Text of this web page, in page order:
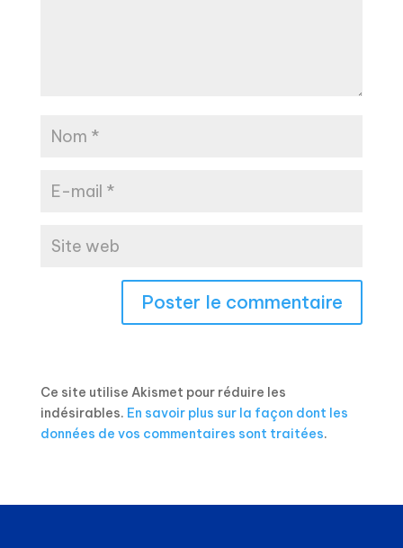
Ce site utilise Akismet pour réduire les
indésirables. En savoir plus sur la façon dont les
données de vos commentaires sont traitées.